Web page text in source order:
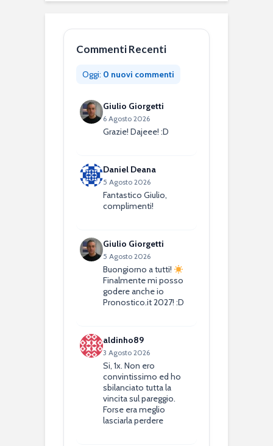
Commenti Recenti
Oggi: 0 nuovi commenti
Giulio Giorgetti
6 Agosto 2026
Grazie! Dajeee! :D
Daniel Deana
5 Agosto 2026
Fantastico Giulio,
complimenti!
Giulio Giorgetti
5 Agosto 2026
Buongiorno a tutti!
Finalmente mi posso
godere anche io
Pronostico.it 2027! :D
aldinho89
3 Agosto 2026
Si, 1x. Non ero
convintissimo ed ho
sbilanciato tutta la
vincita sul pareggio.
Forse era meglio
lasciarla perdere